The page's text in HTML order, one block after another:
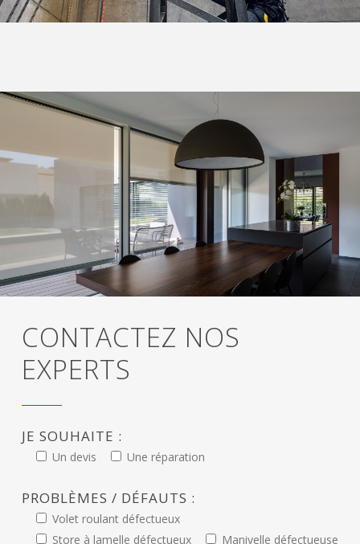
CONTACTEZ NOS
EXPERTS
JE SOUHAITE :
Un devis Une réparation
PROBLÈMES / DÉFAUTS :
Volet roulant défectueux
Store à lamelle défectueux
Manivelle défectueuse